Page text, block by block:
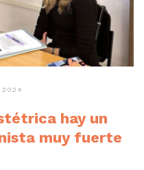
2024
hay un
muy fuerte